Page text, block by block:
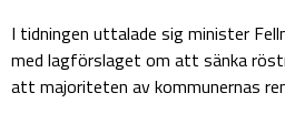
I tidningen uttalade sig minister
med lagförslaget om att sänka
att majoriteten av kommunernas